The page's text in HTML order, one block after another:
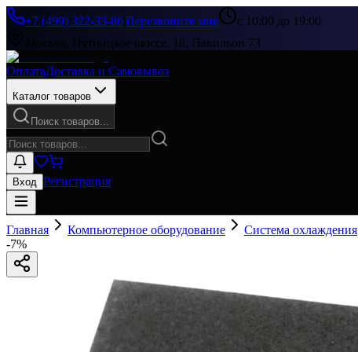
+7 (499) 322-33-86|Перезвоните мне
с 10:00 до 19:00
Москва, Пятницкое шоссе, 18, Павильон 73
ОплатаДоставка и Самовывоз
Каталог товаров
Поиск товаров...
Вход Регистрация
Главная Компьютерное оборудование Система охлаждения
-7%